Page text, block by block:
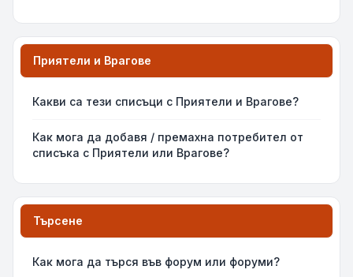
Приятели и Врагове
Какви са тези списъци с Приятели и Врагове?
Как мога да добавя / премахна потребител от
списъка с Приятели или Врагове?
Търсене
Как мога да търся във форум или форуми?